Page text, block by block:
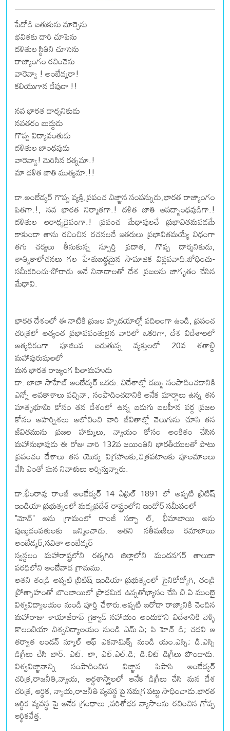
పేదోడి బతుకును మార్చెను
భవితకు దారి చూపెను
దళితుల స్థితిని చూసెను
రాజ్యాంగం రచించెను
వారెవ్వా ! అంబేడ్కరా!
కలియుగాన దేవుడా !!
నవ భారత దార్శనికుడు
నవతరం బుద్దుడు
గొప్ప విద్యావంతుడు
దళితుల బాంధవుడు
వారెవ్వా! మెరిసిన రత్నమా.!
మా దళిత జాతి ముత్యమా.!!
డా.అంబేడ్కర్ గొప్ప వ్యక్తి,ప్రపంచ విజ్ఞాన సంపన్నుడు,భారత రాజ్యాంగం
పితగా.!, నవ భారత నిర్మాతగా.! దళిత జాతి ఆపద్బాంధవుడిగా.!
దళితుల ఆరాధ్యదైవంగా.! ప్రపంచ మేధావులచే ప్రభావితమవడమే
కాకుండా తాను రచించిన రచనలచే ఇతరులు ప్రభావితమయ్యే విధంగా
తగు చర్యలు తీసుకున్న స్ఫూర్తి ప్రదాత, గొప్ప దార్శనికుడు,
తాత్వికాలోచనలు గల హేతుబధ్ధమైన సామాజిక విప్లవవాది.బోధించు-
సమీకరించు-పోరాడు అనే నినాదాలతో దేశ ప్రజలను జాగృతం చేసిన
మేధావి.
భారత దేశంలో ఈ నాటికి ప్రజల హృదయాల్లో పదిలంగా ఉండి, ప్రపంచ
చరిత్రలో అత్యంత ప్రభావవంతులైన వారిలో ఒకరిగా, దేశ విదేశాలలో
అత్యధికంగా పూజింప బడుతున్న వ్యక్తులలో 20వ శతాబ్ది
మహాపురుషులలో
మన భారత రాజ్యంగ పితామహుడు
డా. బాబా సాహేబ్ అంబేడ్కర్ ఒకరు. విదేశాల్లో డబ్బు సంపాదించడానికి
ఎన్నో అవకాశాలు వచ్చినా, సంపాదించడానికి అనేక మార్గాలు ఉన్న తన
మాతృభూమి కోసం తన దేశంలో ఉన్న బడుగు బలహీన వర్గ ప్రజల
కోసం అహర్నిశలు అలోచించి వారి జీవితాల్లో వెలుగును చూసి తన
జీవితమును ప్రజల హక్కులు, న్యాయం కోసం అంకితం చేసిన
మహానుభావుడు ఈ రోజు వారి 132వ జయింతిని భారతీయులతో పాటు
ప్రపంచం దేశాలు తన యొక్క విగ్రహాలకు,చిత్రపటాలకు పూలమాలలు
వేసి ఎంతో ఘన నివాళులు అర్పిస్తున్నారు.
డా.భీంరావు రాంజీ అంబేడ్కర్ 14 ఏప్రిల్ 1891 లో అప్పటి బ్రిటిష్
ఇండియా ప్రభుత్వంలో మధ్యప్రదేశ్ రాష్ట్రంలోని ఇండోర్ సమీపంలో
"మోవ్" అను గ్రామంలో రాంజీ సక్పా ల్, భీమాబాయి అను
పుణ్యదంపతులకు జన్మించాడు. అతని సతీమణిలు రమాబాయి
అంబేడ్కర్,సవితా అంబేడ్కర్
స్వస్థలం మహారాష్ట్రలోని రత్నగిరి జిల్లాలోని మందనగర్ తాలుకా
పరధిలోని అంబేవాడ గ్రామము.
అతని తండ్రి అప్పటి బ్రిటిష్ ఇండియా ప్రభుత్వంలో సైనికోద్యోగి, తండ్రి
ప్రోత్సాహంతో బొంబాయిలో ప్రాథమిక ఉన్నతోభ్యాసం చేసి బి.ఏ ముంబై
విశ్వవిద్యాలయం నుండి పూర్తి చేశారు.అప్పటి బరోడా రాజ్యానికి చెందిన
మహారాజు శాయాజీరావ్ గైక్వాడ్ సహాయం అందుకొని విదేశానికి వెళ్ళి
కొలంబియా విశ్వవిద్యాలయం నుండి ఎమ్.ఏ; పి హెచ్ డి; చదవి ఆ
తర్వాత లండన్ స్కూల్ ఆఫ్ ఎకనామిక్స్ నుండి యం.ఎస్సి; డి.ఎస్సి
డిగ్రీలు చేసి బార్. ఎట్. లా, ఎల్.ఎల్.డి;‌ డి.లిట్ డిగ్రీలు పొందాడు.
విశ్వవిజ్ఞానాన్ని సంపాదించిన విజ్ఞాన పిపాసి అంబేడ్కర్
చరిత్ర,రాజనీతి,న్యాయ, అర్థశాస్త్రాలలో అనేక డిగ్రీలు చేసి మన దేశ
చరిత్ర, ఆర్థిక, న్యాయ,రాజనీతి వ్యవస్థ పై సమగ్ర పట్టు సాధించాడు.భారత
ఆర్థిక వ్యవస్థ పై అనేక గ్రంధాలు ,పరిశోధక వ్యాసాలను రచించిన గోప్ప
ఆర్థికవేత్త.